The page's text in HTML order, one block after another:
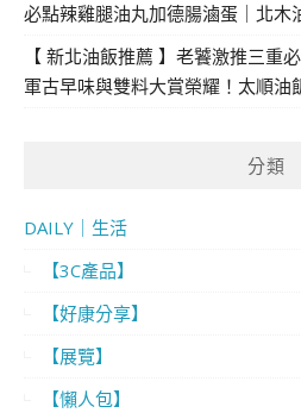
必點辣雞腿油丸加德腸滷蛋｜北木
【 新北油飯推薦 】老饕激推三重
軍古早味與雙料大賞榮耀！太順油
分類
DAILY｜生活
【3C產品】
【好康分享】
【展覽】
【懶人包】